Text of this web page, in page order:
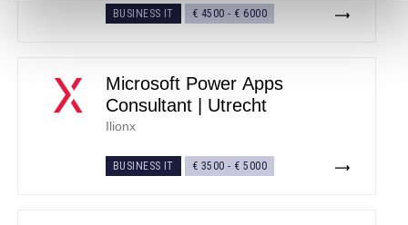
BUSINESS IT € 4500 - € 6000
Microsoft Power Apps
Consultant | Utrecht
Ilionx
BUSINESS IT € 3500 - € 5000